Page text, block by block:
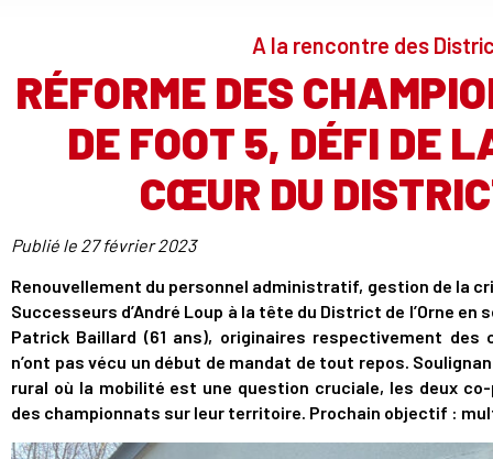
A la rencontre des
RÉFORME DES
DE FOOT 5, DÉFI DE
CŒUR DU
Publié le 27 février 2023
Renouvellement du personnel administratif, gestion de la
Successeurs d’André Loup à la tête du District de l’Orne
Patrick Baillard (61 ans), originaires respectivement
n’ont pas vécu un début de mandat de tout repos.
rural où la mobilité est une question cruciale, les deux
des championnats sur leur territoire. Prochain objectif :